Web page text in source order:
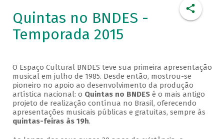
Quintas no BNDES -
Temporada 2015
O Espaço Cultural BNDES teve sua primeira apresentação
musical em julho de 1985. Desde então, mostrou-se
pioneiro no apoio ao desenvolvimento da produção
artística nacional: o Quintas no BNDESé o mais antigo
projeto de realização contínua no Brasil, oferecendo
apresentações musicais públicas e gratuitas, sempre às
quintas-feiras às 19h.